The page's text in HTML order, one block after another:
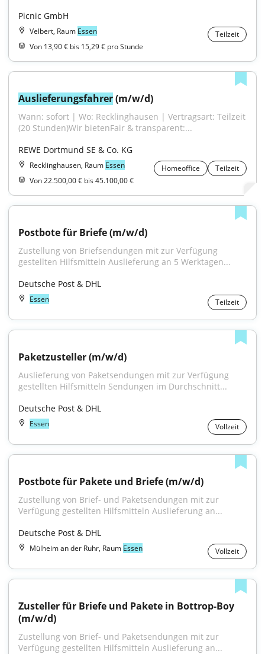
Picnic GmbH
Velbert, Raum Essen
Teilzeit
Von 13,90 € bis 15,29 € pro Stunde
Auslieferungsfahrer (m/w/d)
Wann: sofort | Wo: Recklinghausen | Vertragsart: Teilzeit
(20 Stunden)Wir bietenFair & transparent:...
REWE Dortmund SE & Co. KG
Recklinghausen, Raum Essen Homeoffice
Teilzeit
Von 22.500,00 € bis 45.100,00 €
Postbote für Briefe (m/w/d)
Zustellung von Briefsendungen mit zur Verfügung
gestellten Hilfsmitteln Auslieferung an 5 Werktagen...
Deutsche Post & DHL
Essen Teilzeit
Paketzusteller (m/w/d)
Auslieferung von Paketsendungen mit zur Verfügung
gestellten Hilfsmitteln Sendungen im Durchschnitt...
Deutsche Post & DHL
Essen Vollzeit
Postbote für Pakete und Briefe (m/w/d)
Zustellung von Brief- und Paketsendungen mit zur
Verfügung gestellten Hilfsmitteln Auslieferung an...
Deutsche Post & DHL
Mülheim an der Ruhr, Raum Essen Vollzeit
Zusteller für Briefe und Pakete in Bottrop-Boy
(m/w/d)
Zustellung von Brief- und Paketsendungen mit zur
Verfügung gestellten Hilfsmitteln Auslieferung an...